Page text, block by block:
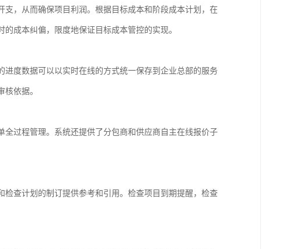
，从而确保项目利润。根据目标成本和阶段成本计划，在
成本纠偏，限度地保证目标成本管控的实现。
度数据可以以实时在线的方式统一保存到企业总部的服务
依据。
过程管理。系统还提供了分包商和供应商自主在线报价子
查计划的制订提供参考和引用。检查项目到期提醒，检查